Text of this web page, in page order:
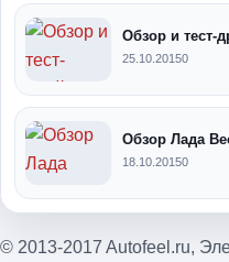
Обзор и тест-
25.10.20150
Обзор Лада
18.10.20150
© 2013-2017 Autofeel.ru,